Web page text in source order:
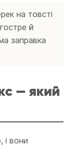
на товсті
й
заправка
— який
і вони